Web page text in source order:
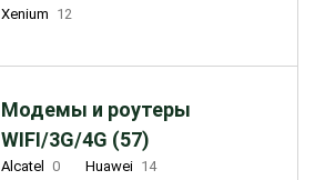
Xenium 12
Модемы и роутеры
WIFI/3G/4G (57)
Alcatel 0 Huawei 14